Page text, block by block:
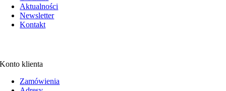
Aktualności
Newsletter
Kontakt
Konto klienta
Zamówienia